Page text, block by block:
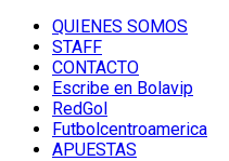
QUIENES SOMOS
STAFF
CONTACTO
Escribe en Bolavip
RedGol
Futbolcentroamerica
APUESTAS